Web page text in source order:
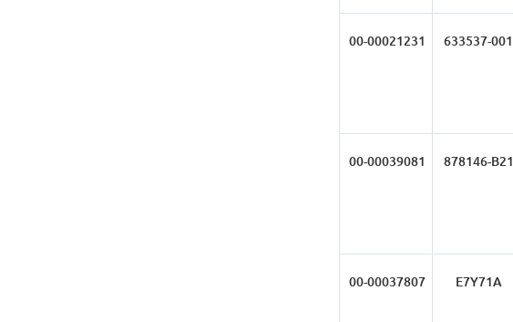
00-00021231 633537-001
00-00039081 878146-B21
00-00037807 E7Y71A